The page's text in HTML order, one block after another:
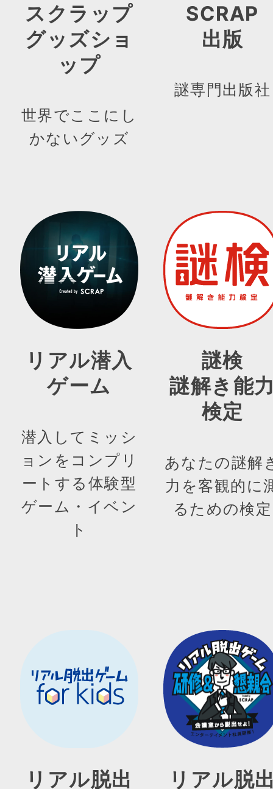
スクラップ
グッズショ
ップ
世界でここにし
かないグッズ
SCRAP
出版
謎専門出版社
リアル潜入
ゲーム
潜入してミッシ
ョンをコンプリ
ートする体験型
ゲーム・イベン
ト
謎検
謎解き能
検定
あなたの謎解
力を客観的に
るための検定
リアル脱出
リアル脱